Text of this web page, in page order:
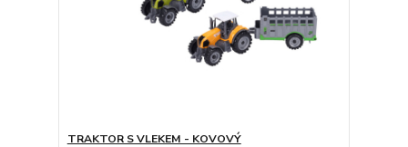
TRAKTOR S VLEKEM - KOVOVÝ